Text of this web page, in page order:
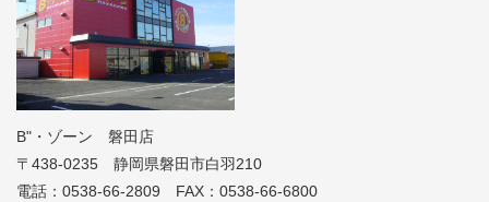
B"・ゾーン 磐田店
〒438-0235 静岡県磐田市白羽210
電話：0538-66-2809 FAX：0538-66-6800